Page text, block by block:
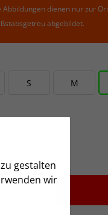
gestalten
wir
Abbildungen dienen nur zur
abgebildet.
S M